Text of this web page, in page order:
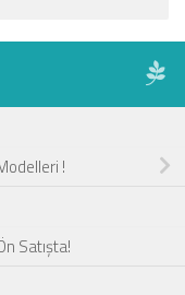
!
Satışta!